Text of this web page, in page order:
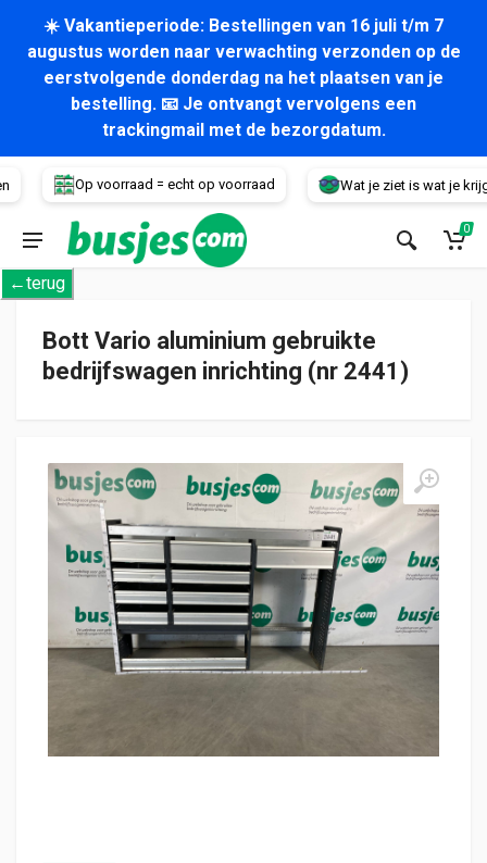
☀️ Vakantieperiode: Bestellingen van 16 juli t/m 7
augustus worden naar verwachting verzonden op de
eerstvolgende donderdag na het plaatsen van je
bestelling. 📧 Je ontvangt vervolgens een
trackingmail met de bezorgdatum.
Op voorraad = echt op voorraad Wat je ziet is wat je krijgt!
Voertuig
0
←terug
Bott Vario aluminium gebruikte
bedrijfswagen inrichting (nr 2441)